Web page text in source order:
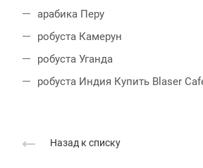
арабика Перу
робуста Камерун
робуста Уганда
робуста Индия Купить Blaser
Назад к списку